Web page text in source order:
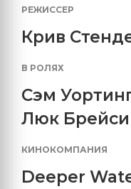
РЕЖИССЕР
Крив
В РОЛЯХ
Сэм
Люк Брейси
КИНОКОМПАНИЯ
Deeper